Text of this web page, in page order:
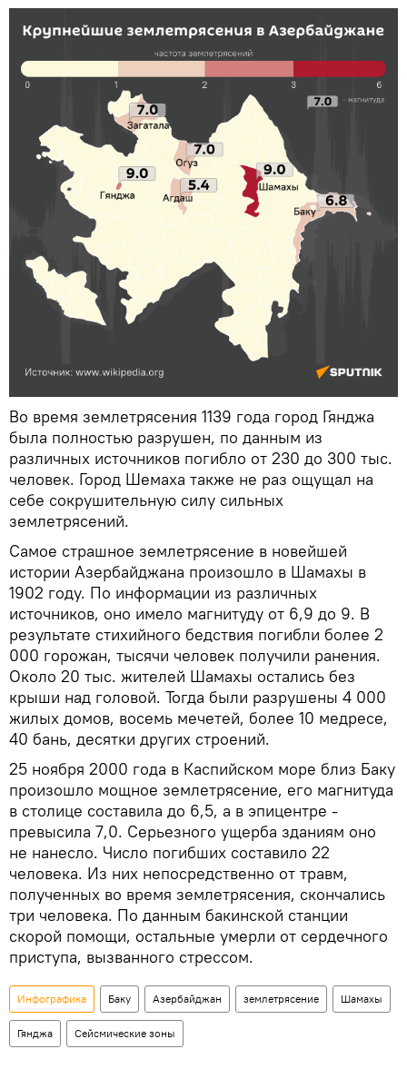
Во время землетрясения 1139 года город Гянджа
была полностью разрушен, по данным из
различных источников погибло от 230 до 300 тыс.
человек. Город Шемаха также не раз ощущал на
себе сокрушительную силу сильных
землетрясений.
Самое страшное землетрясение в новейшей
истории Азербайджана произошло в Шамахы в
1902 году. По информации из различных
источников, оно имело магнитуду от 6,9 до 9. В
результате стихийного бедствия погибли более 2
000 горожан, тысячи человек получили ранения.
Около 20 тыс. жителей Шамахы остались без
крыши над головой. Тогда были разрушены 4 000
жилых домов, восемь мечетей, более 10 медресе,
40 бань, десятки других строений.
25 ноября 2000 года в Каспийском море близ Баку
произошло мощное землетрясение, его магнитуда
в столице составила до 6,5, а в эпицентре -
превысила 7,0. Серьезного ущерба зданиям оно
не нанесло. Число погибших составило 22
человека. Из них непосредственно от травм,
полученных во время землетрясения, скончались
три человека. По данным бакинской станции
скорой помощи, остальные умерли от сердечного
приступа, вызванного стрессом.
Инфографика Баку Азербайджан землетрясение Шамахы
Гянджа Сейсмические зоны